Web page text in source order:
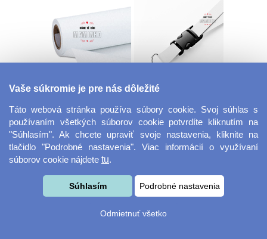
Miranda
prackou
Vaše súkromie je pre nás dôležité
Táto webová stránka používa súbory cookie. Svoj súhlas s
používaním všetkých súborov cookie potvrdíte kliknutím na
"Súhlasím". Ak chcete upraviť svoje nastavenia, kliknite na
tlačidlo "Podrobné nastavenia". Viac informácií o využívaní
súborov cookie nájdete tu.
Súhlasím Podrobné nastavenia
Odmietnuť všetko